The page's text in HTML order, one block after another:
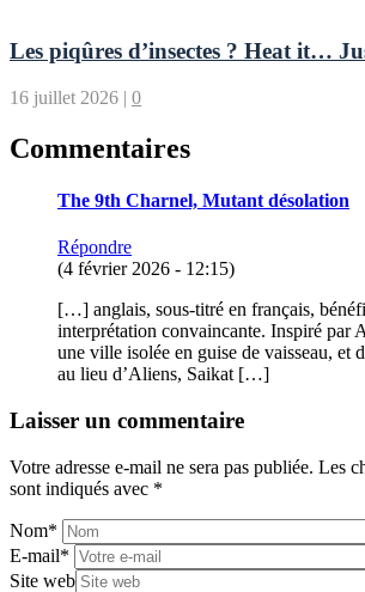
Les piqûres d’insectes ? Heat it…
16 juillet 2026 | 0
Commentaires
The 9th Charnel, Mutant désolation
Répondre
(4 février 2026 - 12:15)
[…] anglais, sous-titré en français,
interprétation convaincante. Inspiré par
une ville isolée en guise de vaisseau, et
au lieu d’Aliens, Saikat […]
Laisser un commentaire
Votre adresse e-mail ne sera pas publiée. Les
sont indiqués avec *
Nom*
E-mail*
Site web